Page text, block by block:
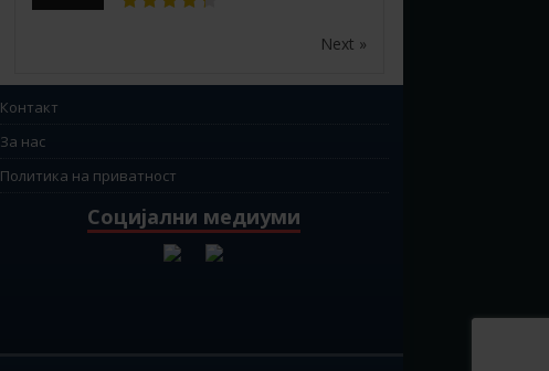
Next »
Контакт
За нас
Политика на приватност
Социјални медиуми